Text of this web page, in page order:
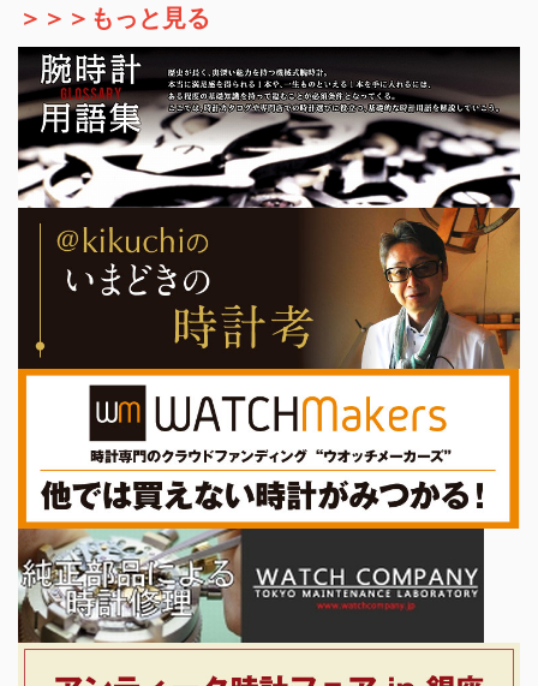
＞＞＞もっと見る